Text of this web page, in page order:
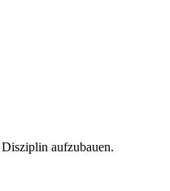
aufzubauen.